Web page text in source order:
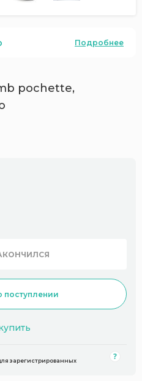
Подробнее
pochette,
поступлении
зарегистрированных